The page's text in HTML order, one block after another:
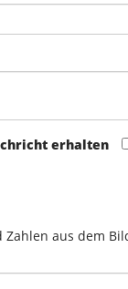
erhalten
aus dem